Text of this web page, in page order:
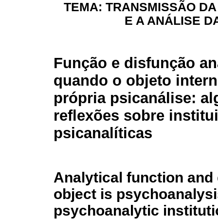
TEMA: TRANSMISSÃO
E A ANÁLISE
Função e disfunção
quando o objeto
própria psicanálise:
reflexões sobre
psicanalíticas
Analytical function
object is
psychoanalytic